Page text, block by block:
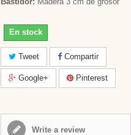
En stock
Tweet Compartir
Google+ Pinterest
Write a review